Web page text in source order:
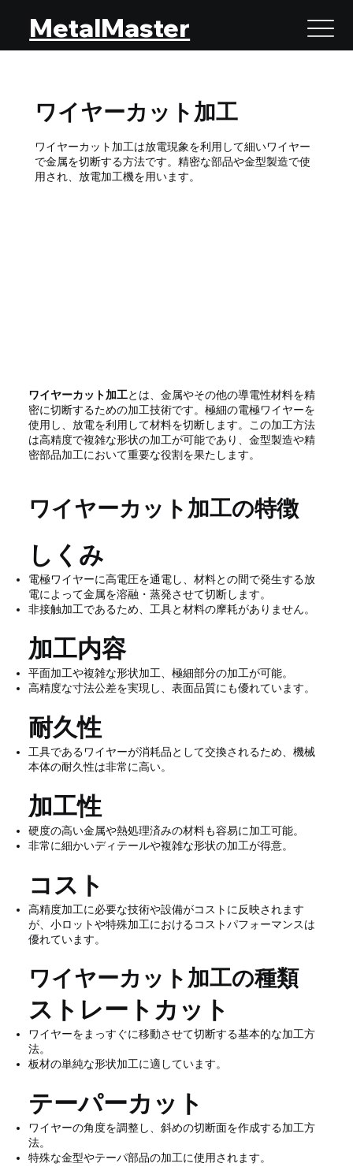
MetalMaster
ワイヤーカット加工
ワイヤーカット加工は放電現象を利用して細いワイヤー
で金属を切断する方法です。精密な部品や金型製造で使
用され、放電加工機を用います。
ワイヤーカット加工とは、金属やその他の導電性材料を精
密に切断するための加工技術です。極細の電極ワイヤーを
使用し、放電を利用して材料を切断します。この加工方法
は高精度で複雑な形状の加工が可能であり、金型製造や精
密部品加工において重要な役割を果たします。
ワイヤーカット加工の特徴
しくみ
電極ワイヤーに高電圧を通電し、材料との間で発生する放
電によって金属を溶融・蒸発させて切断します。
非接触加工であるため、工具と材料の摩耗がありません。
加工内容
平面加工や複雑な形状加工、極細部分の加工が可能。
高精度な寸法公差を実現し、表面品質にも優れています。
耐久性
工具であるワイヤーが消耗品として交換されるため、機械
本体の耐久性は非常に高い。
加工性
硬度の高い金属や熱処理済みの材料も容易に加工可能。
非常に細かいディテールや複雑な形状の加工が得意。
コスト
高精度加工に必要な技術や設備がコストに反映されます
が、小ロットや特殊加工におけるコストパフォーマンスは
優れています。
ワイヤーカット加工の種類
ストレートカット
ワイヤーをまっすぐに移動させて切断する基本的な加工方
法。
板材の単純な形状加工に適しています。
テーパーカット
ワイヤーの角度を調整し、斜めの切断面を作成する加工方
法。
特殊な金型やテーパ部品の加工に使用されます。